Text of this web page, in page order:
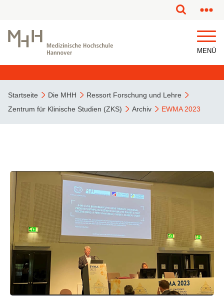
MENÜ
Startseite Die MHH
Ressort Forschung und Lehre
Zentrum für Klinische Studien (ZKS)
Archiv EWMA 2023